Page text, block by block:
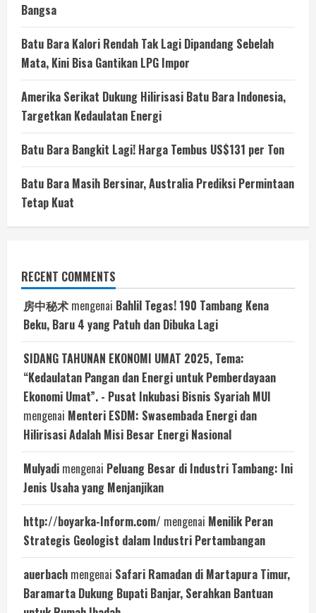
Bangsa
Batu Bara Kalori Rendah Tak Lagi Dipandang Sebelah
Mata, Kini Bisa Gantikan LPG Impor
Amerika Serikat Dukung Hilirisasi Batu Bara Indonesia,
Targetkan Kedaulatan Energi
Batu Bara Bangkit Lagi! Harga Tembus US$131 per Ton
Batu Bara Masih Bersinar, Australia Prediksi Permintaan
Tetap Kuat
RECENT COMMENTS
房中秘术 mengenai Bahlil Tegas! 190 Tambang Kena
Beku, Baru 4 yang Patuh dan Dibuka Lagi
SIDANG TAHUNAN EKONOMI UMAT 2025, Tema:
“Kedaulatan Pangan dan Energi untuk Pemberdayaan
Ekonomi Umat”. - Pusat Inkubasi Bisnis Syariah MUI
mengenai Menteri ESDM: Swasembada Energi dan
Hilirisasi Adalah Misi Besar Energi Nasional
Mulyadi mengenai Peluang Besar di Industri Tambang: Ini
Jenis Usaha yang Menjanjikan
http://boyarka-Inform.com/ mengenai Menilik Peran
Strategis Geologist dalam Industri Pertambangan
auerbach mengenai Safari Ramadan di Martapura Timur,
Baramarta Dukung Bupati Banjar, Serahkan Bantuan